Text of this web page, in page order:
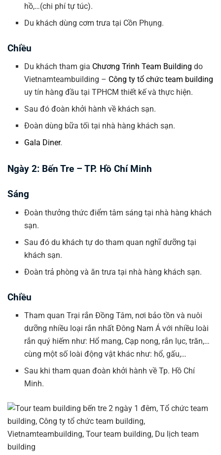
hồ,…(chi phí tự túc).
Du khách dùng cơm trưa tại Cồn Phụng.
Chiều
Du khách tham gia Chương Trình Team Building do
Vietnamteambuilding – Công ty tổ chức team building
uy tín hàng đầu tại TPHCM thiết kế và thực hiện.
Sau đó đoàn khởi hành về khách sạn.
Đoàn dùng bữa tối tại nhà hàng khách sạn.
Gala Diner.
Ngày 2: Bến Tre – TP. Hồ Chí Minh
Sáng
Đoàn thưởng thức điểm tâm sáng tại nhà hàng khách
sạn.
Sau đó du khách tự do tham quan nghĩ dưỡng tại
khách sạn.
Đoàn trả phòng và ăn trưa tại nhà hàng khách sạn.
Chiều
Tham quan Trại rắn Đồng Tâm, nơi bảo tồn và nuôi
dưỡng nhiều loại rắn nhất Đông Nam Á với nhiều loài
rắn quý hiếm như: Hổ mang, Cạp nong, rắn lục, trăn,…
cùng một số loài động vật khác như: hổ, gấu,…
Sau khi tham quan đoàn khởi hành về Tp. Hồ Chí
Minh.